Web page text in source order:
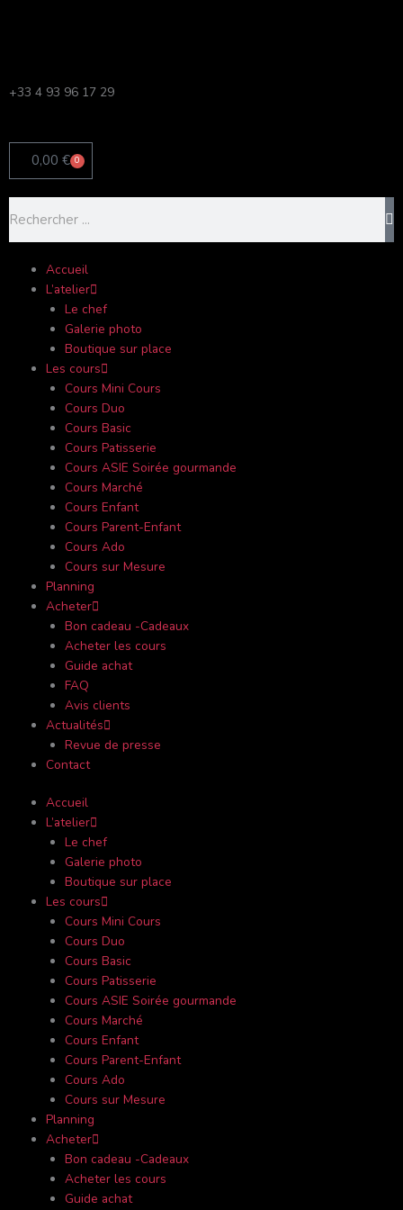
+33 4 93 96 17 29
0,00 € 0
Panier
Accueil
L’atelier
Le chef
Galerie photo
Boutique sur place
Les cours
Cours Mini Cours
Cours Duo
Cours Basic
Cours Patisserie
Cours ASIE Soirée gourmande
Cours Marché
Cours Enfant
Cours Parent-Enfant
Cours Ado
Cours sur Mesure
Planning
Acheter
Bon cadeau -Cadeaux
Acheter les cours
Guide achat
FAQ
Avis clients
Actualités
Revue de presse
Contact
Accueil
L’atelier
Le chef
Galerie photo
Boutique sur place
Les cours
Cours Mini Cours
Cours Duo
Cours Basic
Cours Patisserie
Cours ASIE Soirée gourmande
Cours Marché
Cours Enfant
Cours Parent-Enfant
Cours Ado
Cours sur Mesure
Planning
Acheter
Bon cadeau -Cadeaux
Acheter les cours
Guide achat
é
i
s